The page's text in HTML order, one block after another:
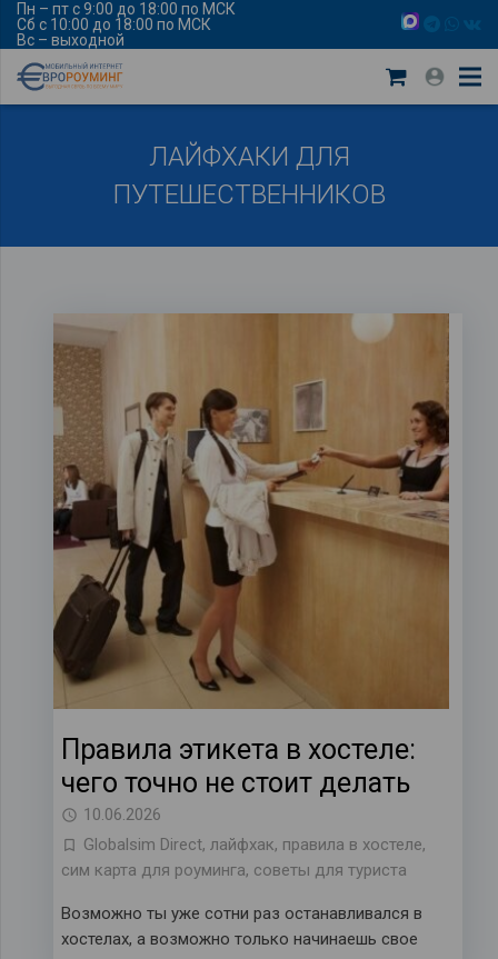
Пн – пт с 9:00 до 18:00 по МСК
Сб с 10:00 до 18:00 по МСК
Вс – выходной
ЛАЙФХАКИ ДЛЯ
ПУТЕШЕСТВЕННИКОВ
Правила этикета в хостеле:
чего точно не стоит делать
10.06.2026
Globalsim Direct, лайфхак, правила в хостеле,
сим карта для роуминга, советы для туриста
Возможно ты уже сотни раз останавливался в
хостелах, а возможно только начинаешь свое